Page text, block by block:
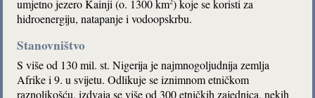
umjetno jezero Kainji (o. 1300 km ) koje se koristi za
hidroenergiju, natapanje i vodoopskrbu.
Stanovništvo
S više od 130 mil. st. Nigerija je najmnogoljudnija zemlja
Afrike i 9. u svijetu. Odlikuje se iznimnom etničkom
raznolikošću, izdvaja se više od 300 etničkih zajednica, nekih